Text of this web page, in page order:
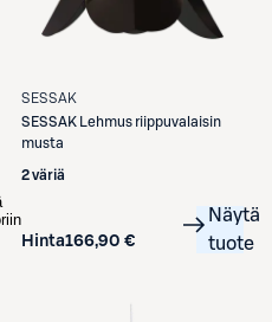
SESSAK
SESSAK
Lehmus riippuvalaisin
musta
2 väriä
Hinta166,90 €
Näytä
tuote